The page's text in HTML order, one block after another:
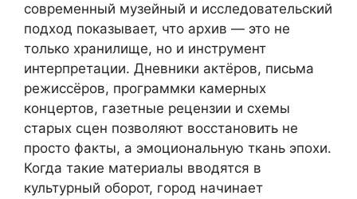
современный музейный и исследовательский
подход показывает, что архив — это не
только хранилище, но и инструмент
интерпретации. Дневники актёров, письма
режиссёров, программки камерных
концертов, газетные рецензии и схемы
старых сцен позволяют восстановить не
просто факты, а эмоциональную ткань эпохи.
Когда такие материалы вводятся в
культурный оборот, город начинает